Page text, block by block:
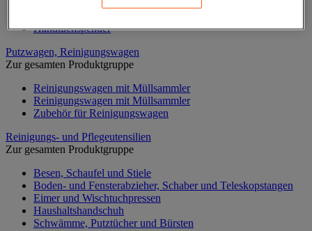
Handtuchspender
Putzwagen, Reinigungswagen
Zur gesamten Produktgruppe
Reinigungswagen mit Müllsammler
Reinigungswagen mit Müllsammler
Zubehör für Reinigungswagen
Reinigungs- und Pflegeutensilien
Zur gesamten Produktgruppe
Besen, Schaufel und Stiele
Boden- und Fensterabzieher, Schaber und Teleskopstangen
Eimer und Wischtuchpressen
Haushaltshandschuh
Schwämme, Putztücher und Bürsten